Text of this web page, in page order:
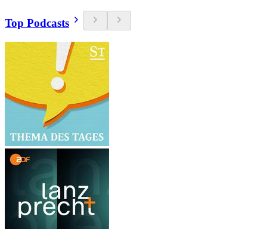
Top Podcasts